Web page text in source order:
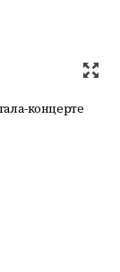
концерте